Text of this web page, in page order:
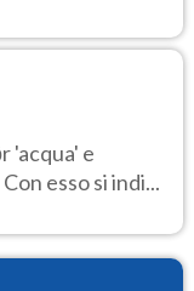
'acqua' e
esso si indi...